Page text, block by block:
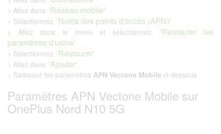
> Allez dans 'Réseau mobile'
> Sélectionnez 'Noms des points d'accès (APN)'
> Allez dans le menu et sélectionnez
'Restaurer les
paramètres d'usine'
> Sélectionnez 'Restaurer'
> Allez dans 'Ajouter'
> Saisissez les paramètres APN Vectone Mobile ci-dessous
Paramètres APN Vectone Mobile sur
OnePlus Nord N10 5G